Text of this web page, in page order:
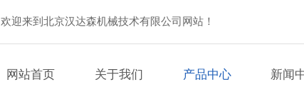
欢迎来到北京汉达森机械技术有限公司网站！
网站首页 关于我们 产品中心 新闻